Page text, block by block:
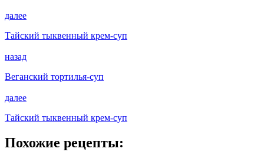
далее
Тайский тыквенный крем-суп
назад
Веганский тортилья-суп
далее
Тайский тыквенный крем-суп
Похожие рецепты: